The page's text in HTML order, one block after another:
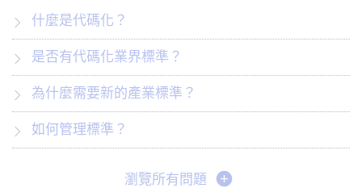
什麼是代碼化？
是否有代碼化業界標準？
為什麼需要新的產業標準？
如何管理標準？
瀏覽所有問題